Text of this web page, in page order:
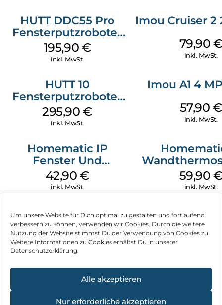
Um unsere Website für Dich optimal zu gestalten und fortlaufend
verbessern zu können, verwenden wir Cookies. Durch die weitere
Nutzung der Website stimmst Du der Verwendung von Cookies zu.
Weitere Informationen zu Cookies erhältst Du in unserer
Datenschutzerklärung.
Alle akzeptieren
Nur erforderliche akzeptieren
HUTT DDC55 Pro
Fensterputzroboter
Weiß
195,90 €
inkl. MwSt.
Imou Cruiser 2
79,90 €
inkl. MwSt.
HUTT 10
Fensterputzroboter
Weiß
295,90€
inkl. MwSt.
Imou A1 4
57,90 €
inkl. MwSt.
Homematic IP
Fenster Und
Türkontakt Optisch
Weiß
42,90 €
inkl. MwSt.
Weiß
59,90 €
inkl. MwSt.
Impressum